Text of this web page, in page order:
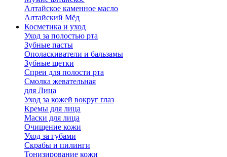
Алтайское каменное масло
Алтайский Мёд
Косметика и уход
Уход за полостью рта
Зубные пасты
Ополаскиватели и бальзамы
Зубные щетки
Спреи для полости рта
Смолка жевательная
для Лица
Уход за кожей вокруг глаз
Кремы для лица
Маски для лица
Очищение кожи
Уход за губами
Скрабы и пилинги
Тонизирование кожи